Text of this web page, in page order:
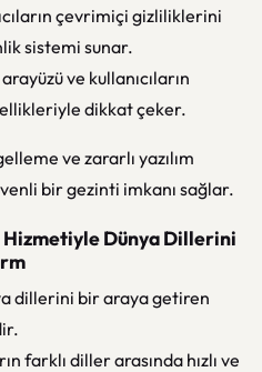
çevrimiçi gizliliklerini
sistemi sunar.
ve kullanıcıların
dikkat çeker.
ve zararlı yazılım
bir gezinti imkanı sağlar.
Dünya Dillerini
dillerini bir araya getiren
farklı diller arasında hızlı ve